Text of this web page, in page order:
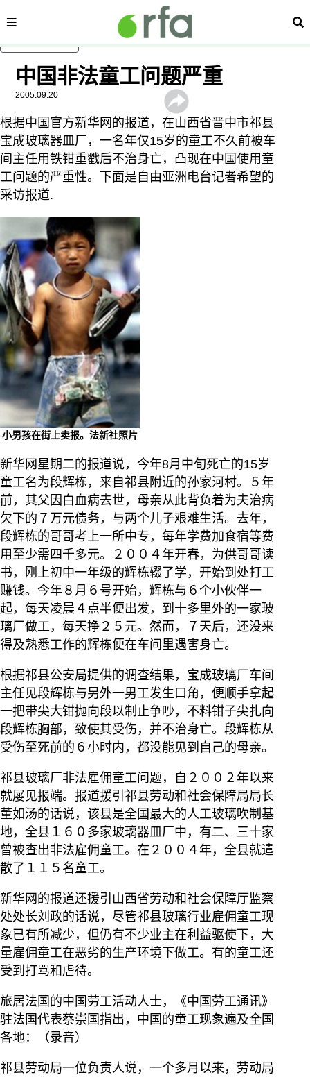
内容分类 搜
中国非法童工问题严重
2005.09.20
根据中国官方新华网的报道，在山西省晋中市祁县
宝成玻璃器皿厂，一名年仅15岁的童工不久前被车
间主任用铁钳重戳后不治身亡，凸现在中国使用童
工问题的严重性。下面是自由亚洲电台记者希望的
采访报道.
小男孩在街上卖报。法新社照片
新华网星期二的报道说，今年8月中旬死亡的15岁
童工名为段辉栋，来自祁县附近的孙家河村。５年
前，其父因白血病去世，母亲从此背负着为夫治病
欠下的７万元债务，与两个儿子艰难生活。去年，
段辉栋的哥哥考上一所中专，每年学费加食宿等费
用至少需四千多元。２００４年开春，为供哥哥读
书，刚上初中一年级的辉栋辍了学，开始到处打工
赚钱。今年８月６号开始，辉栋与６个小伙伴一
起，每天凌晨４点半便出发，到十多里外的一家玻
璃厂做工，每天挣２５元。然而，７天后，还没来
得及熟悉工作的辉栋便在车间里遇害身亡。
根据祁县公安局提供的调查结果，宝成玻璃厂车间
主任见段辉栋与另外一男工发生口角，便顺手拿起
一把带尖大钳抛向段以制止争吵，不料钳子尖扎向
段辉栋胸部，致使其受伤，并不治身亡。段辉栋从
受伤至死前的６小时内，都没能见到自己的母亲。
祁县玻璃厂非法雇佣童工问题，自２００２年以来
就屡见报端。报道援引祁县劳动和社会保障局局长
董如汤的话说，该县是全国最大的人工玻璃吹制基
地，全县１６０多家玻璃器皿厂中，有二、三十家
曾被查出非法雇佣童工。在２００４年，全县就遣
散了１１５名童工。
新华网的报道还援引山西省劳动和社会保障厅监察
处处长刘政的话说，尽管祁县玻璃行业雇佣童工现
象已有所减少，但仍有不少业主在利益驱使下，大
量雇佣童工在恶劣的生产环境下做工。有的童工还
受到打骂和虐待。
旅居法国的中国劳工活动人士，《中国劳工通讯》
驻法国代表蔡崇国指出，中国的童工现象遍及全国
各地：（录音）
祁县劳动局一位负责人说，一个多月以来，劳动局